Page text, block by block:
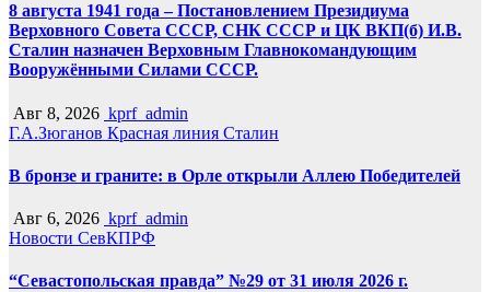
8 августа 1941 года – Постановлением Президиума
Верховного Совета СССР, СНК СССР и ЦК ВКП(б) И.В.
Сталин назначен Верховным Главнокомандующим
Вооружёнными Силами СССР.
Авг 8, 2026 kprf_admin
Г.А.Зюганов Красная линия Сталин
В бронзе и граните: в Орле открыли Аллею Победителей
Авг 6, 2026 kprf_admin
Новости СевКПРФ
“Севастопольская правда” №29 от 31 июля 2026 г.